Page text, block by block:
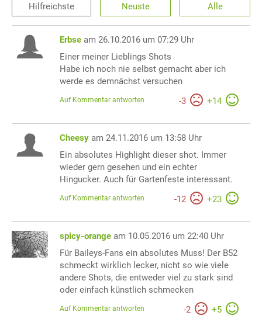
Hilfreichste Neuste Alle
Erbse am 26.10.2016 um 07:29 Uhr
Einer meiner Lieblings Shots
Habe ich noch nie selbst gemacht aber ich
werde es demnächst versuchen
-3 +14
Auf Kommentar antworten
Cheesy am 24.11.2016 um 13:58 Uhr
Ein absolutes Highlight dieser shot. Immer
wieder gern gesehen und ein echter
Hingucker. Auch für Gartenfeste interessant.
-12 +23
Auf Kommentar antworten
spicy-orange am 10.05.2016 um 22:40 Uhr
Für Baileys-Fans ein absolutes Muss! Der B52
schmeckt wirklich lecker, nicht so wie viele
andere Shots, die entweder viel zu stark sind
oder einfach künstlich schmecken
-2 +5
Auf Kommentar antworten